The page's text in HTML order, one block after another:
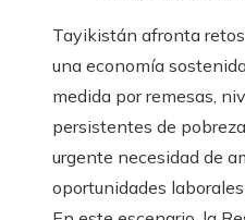
Tayikistán afronta
una economía
medida por remesas,
persistentes de
urgente necesidad de
oportunidades